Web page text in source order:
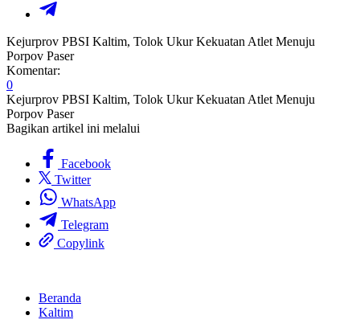
Kejurprov PBSI Kaltim, Tolok Ukur Kekuatan Atlet Menuju
Porpov Paser
Komentar:
0
Kejurprov PBSI Kaltim, Tolok Ukur Kekuatan Atlet Menuju
Porpov Paser
Bagikan artikel ini melalui
Facebook
Twitter
WhatsApp
Telegram
Copylink
Beranda
Kaltim